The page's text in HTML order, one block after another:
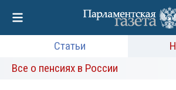
Статьи
Все о пенсиях в России